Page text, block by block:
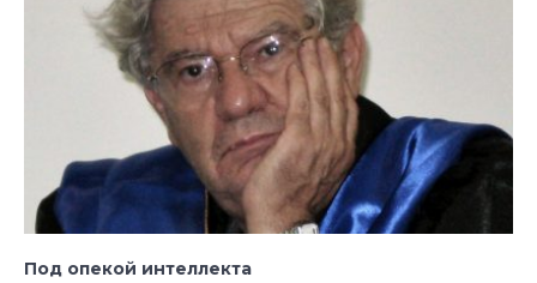
Под опекой интеллекта